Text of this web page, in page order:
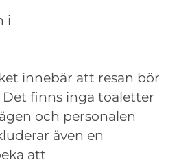
i
innebär att resan bör
finns inga toaletter
och personalen
även en
att